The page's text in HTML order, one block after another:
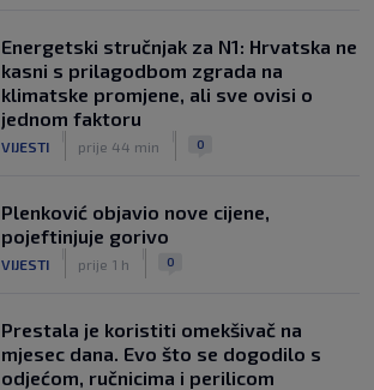
Energetski stručnjak za N1: Hrvatska ne
kasni s prilagodbom zgrada na
klimatske promjene, ali sve ovisi o
jednom faktoru
VIJESTI prije 44 min 0
Plenković objavio nove cijene,
pojeftinjuje gorivo
VIJESTI prije 1 h 0
Prestala je koristiti omekšivač na
mjesec dana. Evo što se dogodilo s
odjećom, ručnicima i perilicom